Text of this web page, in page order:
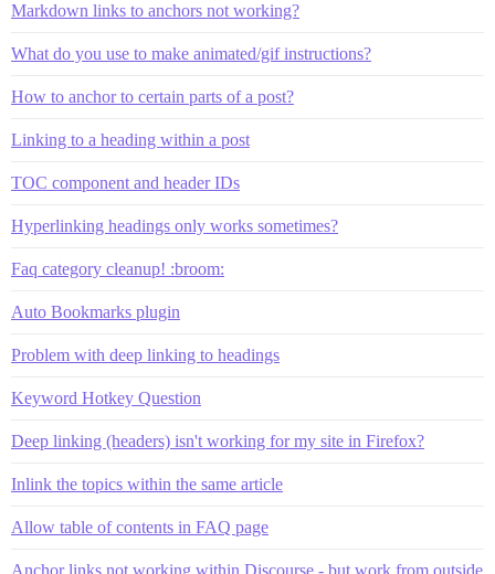
Markdown links to anchors not working?
What do you use to make animated/gif instructions?
How to anchor to certain parts of a post?
Linking to a heading within a post
TOC component and header IDs
Hyperlinking headings only works sometimes?
Faq category cleanup! :broom:
Auto Bookmarks plugin
Problem with deep linking to headings
Keyword Hotkey Question
Deep linking (headers) isn't working for my site in Firefox?
Inlink the topics within the same article
Allow table of contents in FAQ page